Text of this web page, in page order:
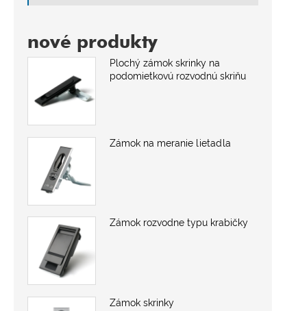
nové produkty
Plochý zámok skrinky na
podomietkovú rozvodnú skriňu
Zámok na meranie lietadla
Zámok rozvodne typu krabičky
Zámok skrinky